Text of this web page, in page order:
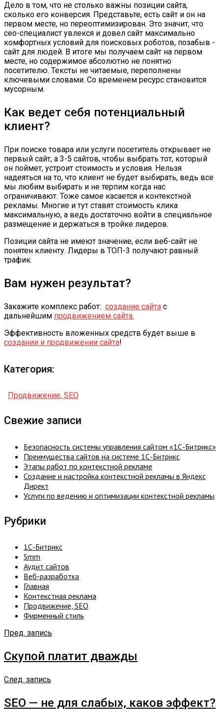
Дело в том, что не столько важны позиции сайта,
сколько его конверсия. Представьте, есть сайт и он на
первом месте, но переоптимизирован. Это значит, что
сео-специалист увлекся и довел сайт максимально
комфортных условий для поисковых роботов, позабыв -
сайт для людей. В итоге мы получаем сайт на первом
месте, но содержимое абсолютно не понятно
посетителю. Тексты не читаемые, переполнены
ключевыми словами. Со временем ресурс становится
мусорным.
Как ведет себя потенциальный
клиент?
При поиске товара или услуги посетитель открывает не
первый сайт, а 3-5 сайтов, чтобы выбрать тот, который
он поймет, устроит стоимость и условия. Нельзя
надеяться на то, что клиент не будет выбирать, ведь все
мы любим выбирать и не терпим когда нас
ограничивают. Тоже самое касается и контекстной
рекламы. Многие и тут ставят стоимость клика
максимальную, а ведь достаточно войти в специальное
размещение и держаться в тройке лидеров.
Позиции сайта не имеют значение, если веб-сайт не
понятен клиенту. Лидеры в ТОП-3 получают равный
трафик.
Вам нужен результат?
Закажите комплекс работ: создание сайта с
дальнейшим продвижением сайта.
Эффективность вложенных средств будет выше в
создании и продвижении сайта!
Категория:
Продвижение, SEO
Свежие записи
Безопасность системы управления сайтом «1С-Битрикс»
Преимущества сайтов на системе 1С-Битрикс
Этапы работ по контекстной рекламе
Создание и настройка контекстной рекламы в Яндекс
Директ
Услуги по ведению и оптимизации контекстной рекламы
Рубрики
1С-Битрикс
Smm
Аудит сайтов
Веб-разработка
Главная
Контекстная реклама
Продвижение, SEO
Фирменный стиль
Пред. запись
Скупой платит дважды
След. запись
SEO — не для слабых, каков эффект?